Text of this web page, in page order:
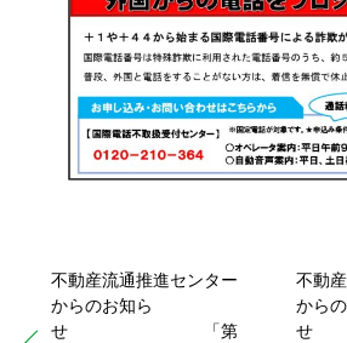
不動産流通推進センター
からのお知ら
せ 「第
不動
から